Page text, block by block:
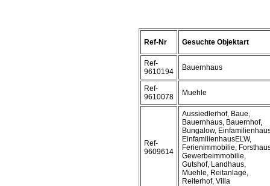
Ref-Nr Gesuchte Objektart
Ref-
9610194
Bauernhaus
Ref-
9610078
Muehle
Ref-
9609614
Aussiedlerhof, Baue,
Bauernhaus, Bauernhof,
Bungalow,
EinfamilienhausELW,
Ferienimmobilie,
Gewerbeimmobilie,
Gutshof, Landhaus,
Muehle, Reitanlage,
Reiterhof, Villa